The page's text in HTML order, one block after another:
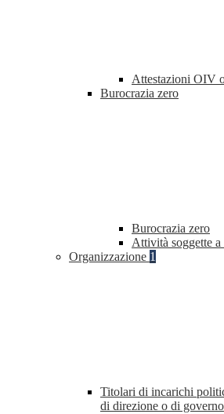
Attestazioni OIV
Burocrazia zero
Burocrazia zero
Attività soggette
Organizzazione 1
Titolari di incarichi
di direzione o di governo